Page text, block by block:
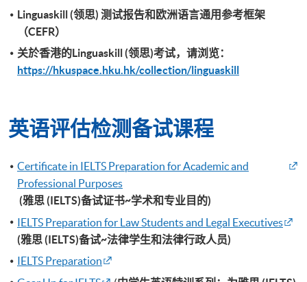
Linguaskill (领思) 测试报告和欧洲语言通用参考框架
（CEFR）
关於香港的Linguaskill (领思)考试，请浏览：
https://hkuspace.hku.hk/collection/linguaskill
英语评估检测备试课程
Certificate in IELTS Preparation for Academic and
Professional Purposes
(雅思 (IELTS)备试证书~学术和专业目的)
IELTS Preparation for Law Students and Legal Executives
(雅思 (IELTS)备试~法律学生和法律行政人员)
IELTS Preparation